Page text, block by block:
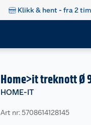
Klikk & hent - fra 2
Home>it treknott Ø
HOME-IT
Art nr: 5708614128145